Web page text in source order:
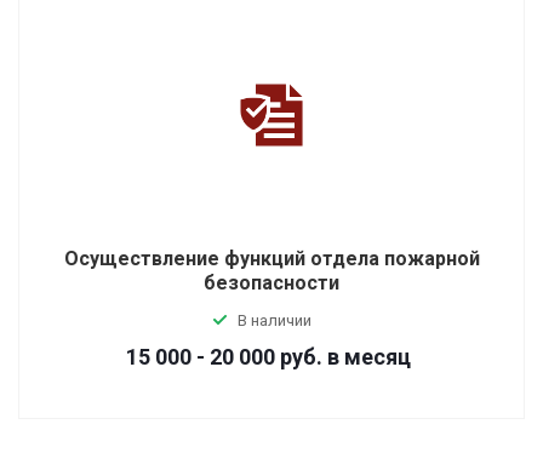
Осуществление функций отдела пожарной
безопасности
В наличии
15 000 - 20 000 руб. в месяц